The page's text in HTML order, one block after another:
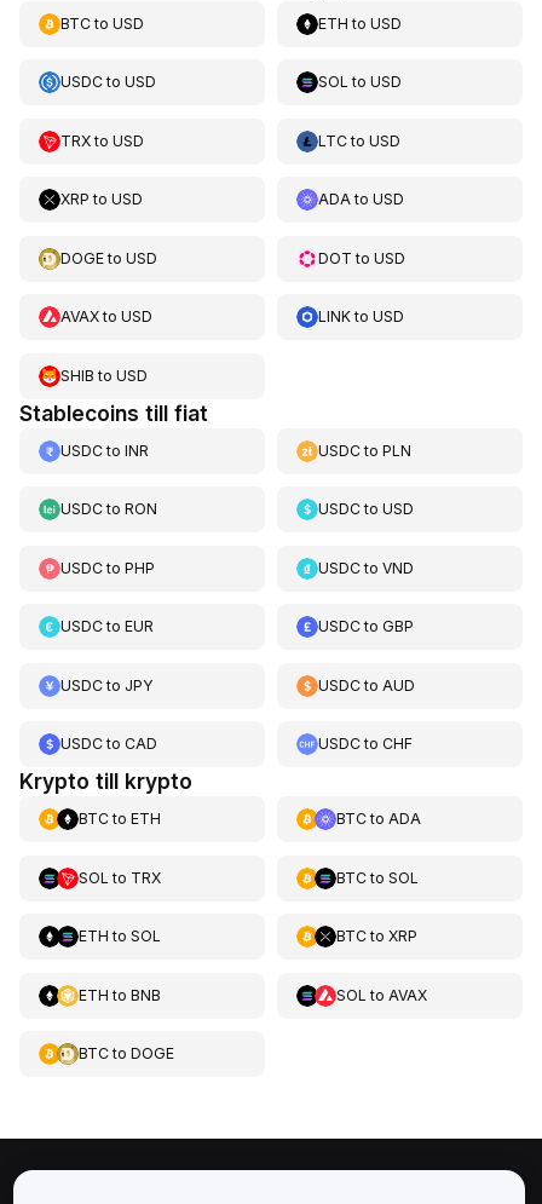
BTCto USD ETH toUSD
USDCto USD SOL toUSD
TRXto USD LTCtoUSD
XRP to USD ADAtoUSD
DOGEto USD DOT toUSD
AVAXto USD LINKtoUSD
SHIB to USD
Stablecoins till fiat
USDCto INR USDCtoPLN
USDCto RON USDCtoUSD
USDCto PHP USDCtoVND
USDCto EUR USDCtoGBP
USDCto JPY USDCto AUD
USDCto CAD USDCtoCHF
Krypto till krypto
BTCto ETH BTCto ADA
SOL to TRX BTCto SOL
ETH to SOL BTCto XRP
ETH to BNB SOL to AVAX
BTCto DOGE